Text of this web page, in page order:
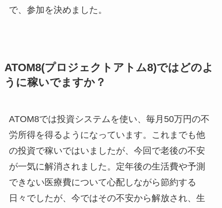
で、参加を決めました。
ATOM8(プロジェクトアトム8)ではどのよ
うに稼いでますか？
ATOM8では投資システムを使い、毎月50万円の不
労所得を得るようになっています。これまでも他
の投資で稼いではいましたが、今回で老後の不安
が一気に解消されました。定年後の生活費や予測
できない医療費について心配しながら節約する
日々でしたが、今ではその不安から解放され、生